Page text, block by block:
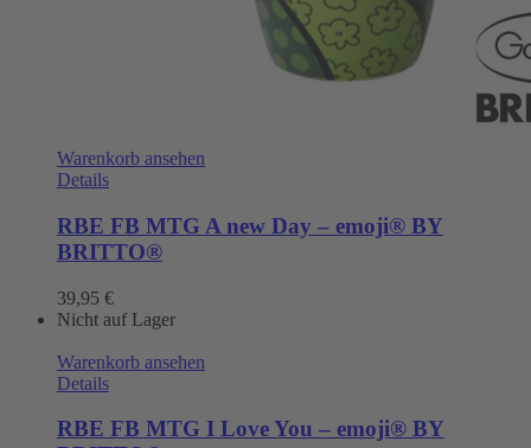
Warenkorb ansehen
Details
RBE FB MTG A new Day – emoji® BY
BRITTO®
39,95 €
Nicht auf Lager
Warenkorb ansehen
Details
RBE FB MTG I Love You – emoji® BY